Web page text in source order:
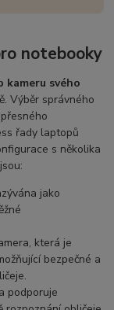
notebooky
kameru svého
Výběr správného
řady laptopů
s několika
jako
která je
bezpečné a
podporuje